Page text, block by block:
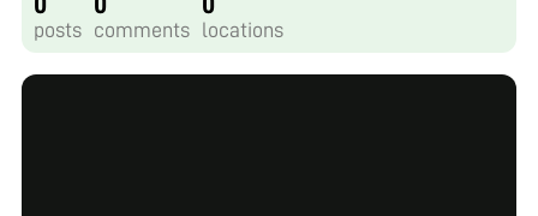
posts comments locations